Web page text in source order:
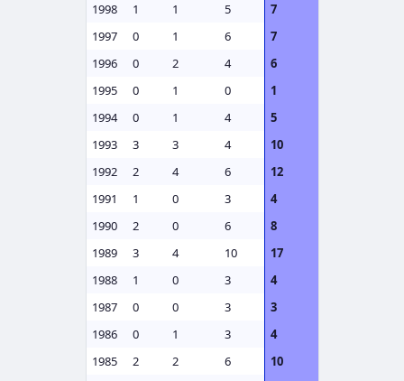
1998
1 1 5
7
1997
0 1 6
7
1996
0 2 4
6
1995
0 1 0
1
1994
0 1 4
5
1993
3 3 4
10
1992
2 4 6
12
1991
1 0 3
4
1990
2 0 6
8
1989
3 4 10
17
1988
1 0 3
4
1987
0 0 3
3
1986
0 1 3
4
1985
2 2 6
10